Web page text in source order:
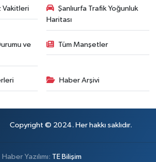
Vakitleri
Şanlıurfa Trafik Yoğunluk
Haritası
ve
Tüm Manşetler
Haber Arşivi
Copyright © 2024. Her hakkı saklıdır.
Haber Yazılımı: TE Bilişim